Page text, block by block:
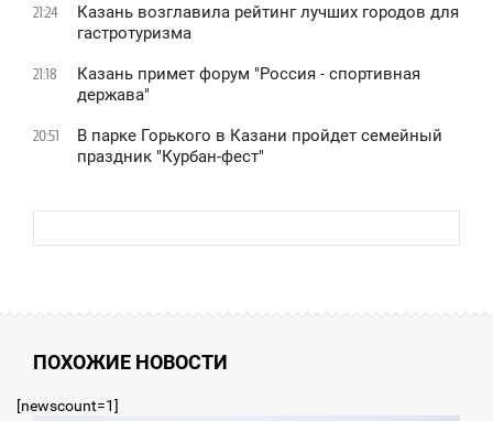
21:24
Казань возглавила рейтинг лучших городов для
гастротуризма
21:18
Казань примет форум "Россия - спортивная
держава"
20:51
В парке Горького в Казани пройдет семейный
праздник "Курбан-фест"
ПОХОЖИЕ НОВОСТИ
[newscount=1]